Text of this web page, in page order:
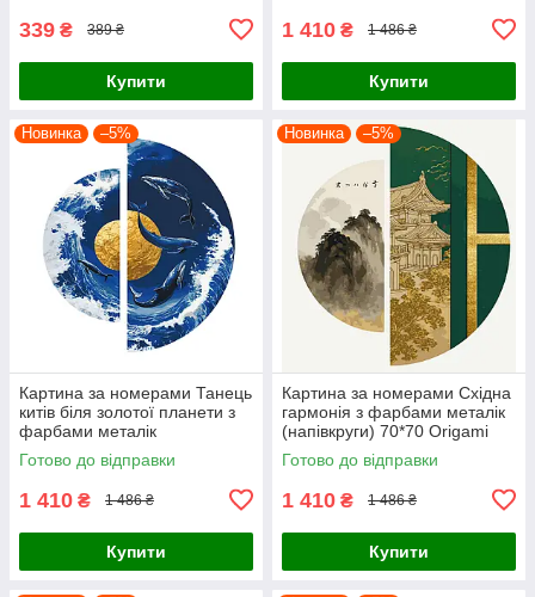
339 ₴ 389 ₴
Купити
1 410 ₴ 1 486 ₴
Купити
Новинка –5%
Картина за номерами Танець
китів біля золотої планети з
фарбами металік
(напівкруги) 70*70 Origami
(OSR1002)
Готово до відправки
1 410 ₴ 1 486 ₴
Купити
Новинка –5%
Картина за номерами Східна
гармонія з фарбами металік
(напівкруги) 70*70 Origami
(OSR1003)
Готово до відправки
1 410 ₴ 1 486 ₴
Купити